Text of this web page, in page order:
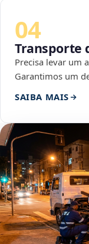
04
Transporte
Precisa levar um
Garantimos um
SAIBA MAIS